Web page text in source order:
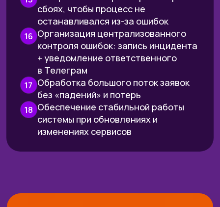
Доступ к 2 основным модулям программы:
Мышление автоматизатора и N8N Старт
▸ Практические задания с проверкой куратора –
1,5 месяца
▸ Регулярные сессии вопрос-ответ
Доступ на 3 месяцак обучающей платформе
▸ Сертификат
БИЗНЕС
85 000 ₽39 900 ₽
или
1 663 ₽ в месяц при
рассрочке на 24 месяца
ОСТАВИТЬ ЗАЯВКУ
Все, что входит в тариф БАЗОВЫЙ + модули
▸ +3 месяца доступа к обучающей платформе